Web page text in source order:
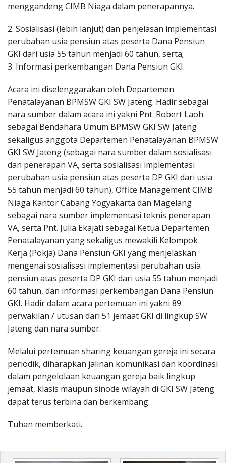
menggandeng CIMB Niaga dalam penerapannya.
2. Sosialisasi (lebih lanjut) dan penjelasan implementasi
perubahan usia pensiun atas peserta Dana Pensiun
GKI dari usia 55 tahun menjadi 60 tahun, serta;
3. Informasi perkembangan Dana Pensiun GKI.
Acara ini diselenggarakan oleh Departemen
Penatalayanan BPMSW GKI SW Jateng. Hadir sebagai
nara sumber dalam acara ini yakni Pnt. Robert Laoh
sebagai Bendahara Umum BPMSW GKI SW Jateng
sekaligus anggota Departemen Penatalayanan BPMSW
GKI SW Jateng (sebagai nara sumber dalam sosialisasi
dan penerapan VA, serta sosialisasi implementasi
perubahan usia pensiun atas peserta DP GKI dari usia
55 tahun menjadi 60 tahun), Office Management CIMB
Niaga Kantor Cabang Yogyakarta dan Magelang
sebagai nara sumber implementasi teknis penerapan
VA, serta Pnt. Julia Ekajati sebagai Ketua Departemen
Penatalayanan yang sekaligus mewakili Kelompok
Kerja (Pokja) Dana Pensiun GKI yang menjelaskan
mengenai sosialisasi implementasi perubahan usia
pensiun atas peserta DP GKI dari usia 55 tahun menjadi
60 tahun, dan informasi perkembangan Dana Pensiun
GKI. Hadir dalam acara pertemuan ini yakni 89
perwakilan / utusan dari 51 jemaat GKI di lingkup SW
Jateng dan nara sumber.
Melalui pertemuan sharing keuangan gereja ini secara
periodik, diharapkan jalinan komunikasi dan koordinasi
dalam pengelolaan keuangan gereja baik lingkup
jemaat, klasis maupun sinode wilayah di GKI SW Jateng
dapat terus terbina dan berkembang.
Tuhan memberkati.